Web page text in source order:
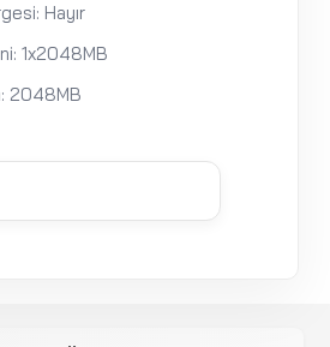
Hayır
1x2048MB
2048MB